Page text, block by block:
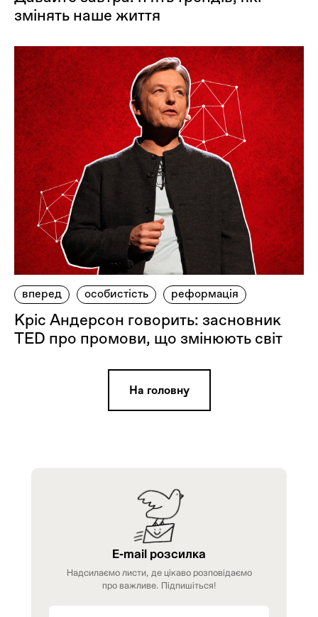
змінять наше життя
вперед особистість реформація
Кріс Андерсон говорить: засновник
TED про промови, що змінюють світ
На головну
E-mail розсилка
Надсилаємо листи, де цікаво розповідаємо
про важливе. Підпишіться!